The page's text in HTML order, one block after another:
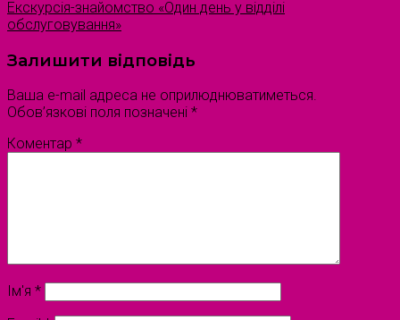
Екскурсія-знайомство «Один день у відділі
обслуговування»
Залишити відповідь
Ваша e-mail адреса не оприлюднюватиметься.
Обов’язкові поля позначені *
Коментар *
Ім'я *